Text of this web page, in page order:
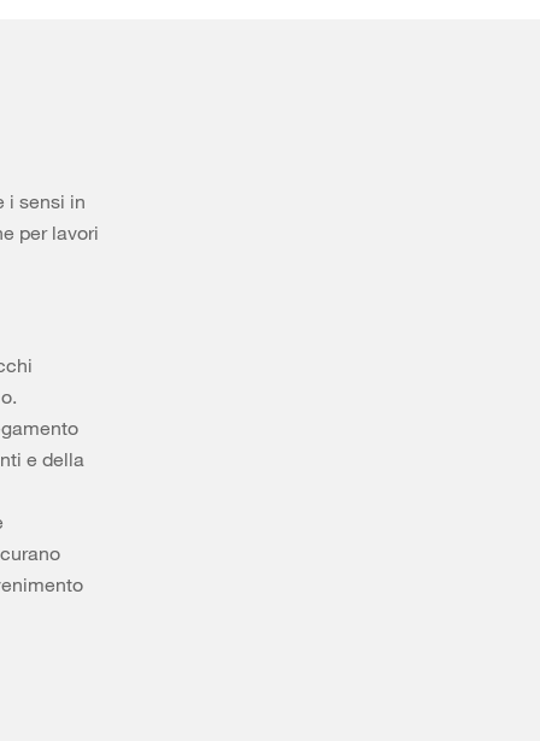
i sensi in
per lavori
e della